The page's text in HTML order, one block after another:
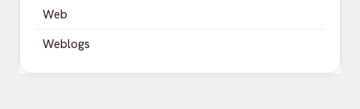
Web
Weblogs